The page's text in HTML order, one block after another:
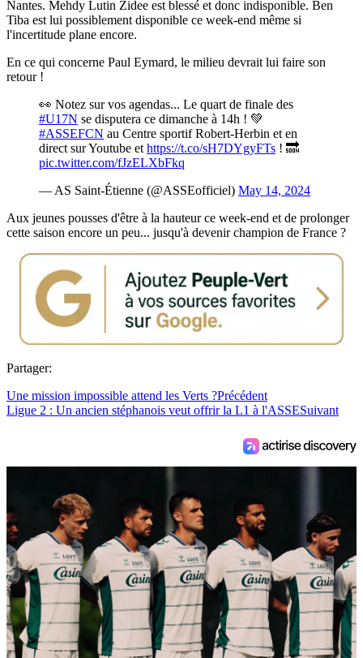
Nantes. Mehdy Lutin Zidee est blessé et donc indisponible. Ben
Tiba est lui possiblement disponible ce week-end même si
l'incertitude plane encore.
En ce qui concerne Paul Eymard, le milieu devrait lui faire son
retour !
👀 Notez sur vos agendas... Le quart de finale des
#U17N se disputera ce dimanche à 14h ! 💚
#ASSEFCN au Centre sportif Robert-Herbin et en
direct sur Youtube ethttps://t.co/sH7DYgyFTs ! 🔜
pic.twitter.com/fJzELXbFkq
— AS Saint-Étienne (@ASSEofficiel) May 14, 2024
Aux jeunes pousses d'être à la hauteur ce week-end et de prolonger
cette saison encore un peu... jusqu'à devenir champion de France ?
Partager:
Une mission impossible attend les Verts ?Précédent
Ligue 2 : Un ancien stéphanois veut offrir la L1 à l'ASSESuivant